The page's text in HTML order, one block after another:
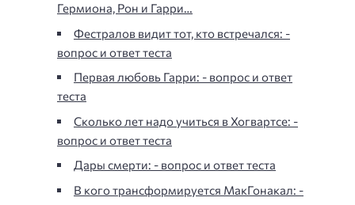
Гермиона, Рон и Гарри…
Фестралов видит тот, кто встречался: -
вопрос и ответ теста
Первая любовь Гарри: - вопрос и ответ
теста
Сколько лет надо учиться в Хогвартсе: -
вопрос и ответ теста
Дары смерти: - вопрос и ответ теста
В кого трансформируется МакГонакал: -